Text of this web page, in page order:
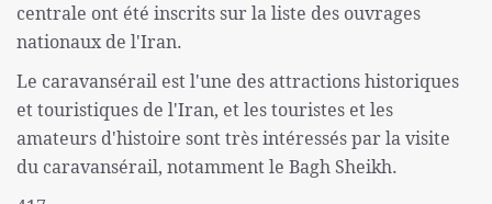
centrale ont été inscrits sur la liste des ouvrages
nationaux de l'Iran.
Le caravansérail est l'une des attractions historiques
et touristiques de l'Iran, et les touristes et les
amateurs d'histoire sont très intéressés par la visite
du caravansérail, notamment le Bagh Sheikh.